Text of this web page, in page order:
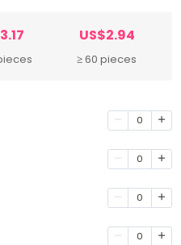
US$2.94
≥ 60 pieces
0
0
0
0